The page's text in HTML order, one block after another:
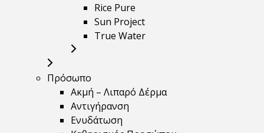
Rice Pure
Sun Project
True Water
Πρόσωπο
Ακμή – Λιπαρό Δέρμα
Αντιγήρανση
Ενυδάτωση